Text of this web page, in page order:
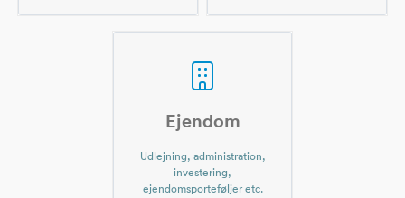
Ejendom
Udlejning, administration,
investering,
ejendomsporteføljer etc.